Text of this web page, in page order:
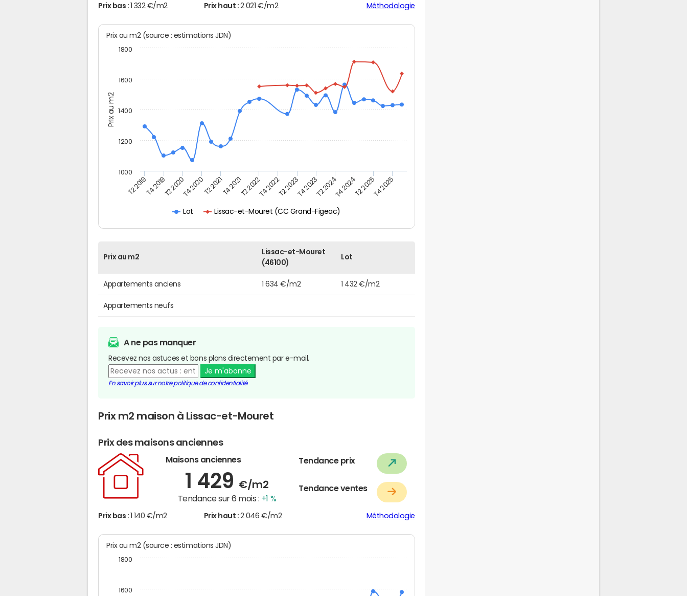
Prix bas : 1 332 €/m2 Prix haut : 2 021 €/m2 Méthodologie
Prix au m2
Prix au m2 (source : estimations JDN)
Lot Lissac-et-Mouret (CC Grand-Figeac)
T2 2019T4 2019T2 2020T4 2020T2 2021T4 2021T2 2022T4 2022T2 2023T4 2023T2 2024T4 2024T2 2025T4 2025
1000
1200
1400
1600
1800
Prix au m2
Lissac-et-Mouret
(46100)
Lot
Appartements anciens 1 634 €/m2 1 432 €/m2
Appartements neufs
A ne pas manquer
Recevez nos astuces et bons plans directement par e-mail.
Je m'abonne
En savoir plus sur notre politique de confidentialité
Prix m2 maison à Lissac-et-Mouret
Prix des maisons anciennes
Maisons anciennes
1 429 €/m2
Tendance sur 6 mois : +1 %
Tendance prix
Tendance ventes
Prix bas : 1 140 €/m2 Prix haut : 2 046 €/m2 Méthodologie
Prix au m2 (source : estimations JDN)
1600
1800